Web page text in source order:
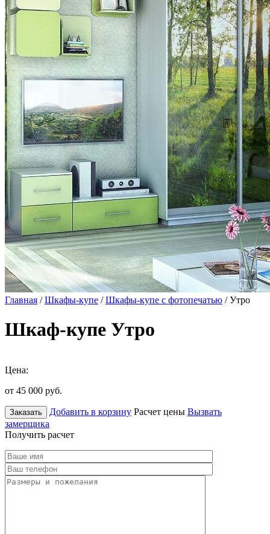
Главная /Шкафы-купе /Шкафы-купе с фотопечатью / Утро
Шкаф-купе Утро
Цена:
от 45 000 руб.
Заказать Добавить в корзину Расчет цены Вызвать
замерщика
Получить расчет